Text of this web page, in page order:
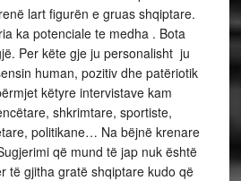
lart figurën e gruas shqiptare.
ka potenciale te medha . Bota
Per këte gje ju personalisht ju
human, pozitiv dhe patëriotik
këtyre intervistave kam
shkrimtare, sportiste,
politikane… Na bëjnë krenare
që mund të jap nuk është
të gjitha gratë shqiptare kudo që